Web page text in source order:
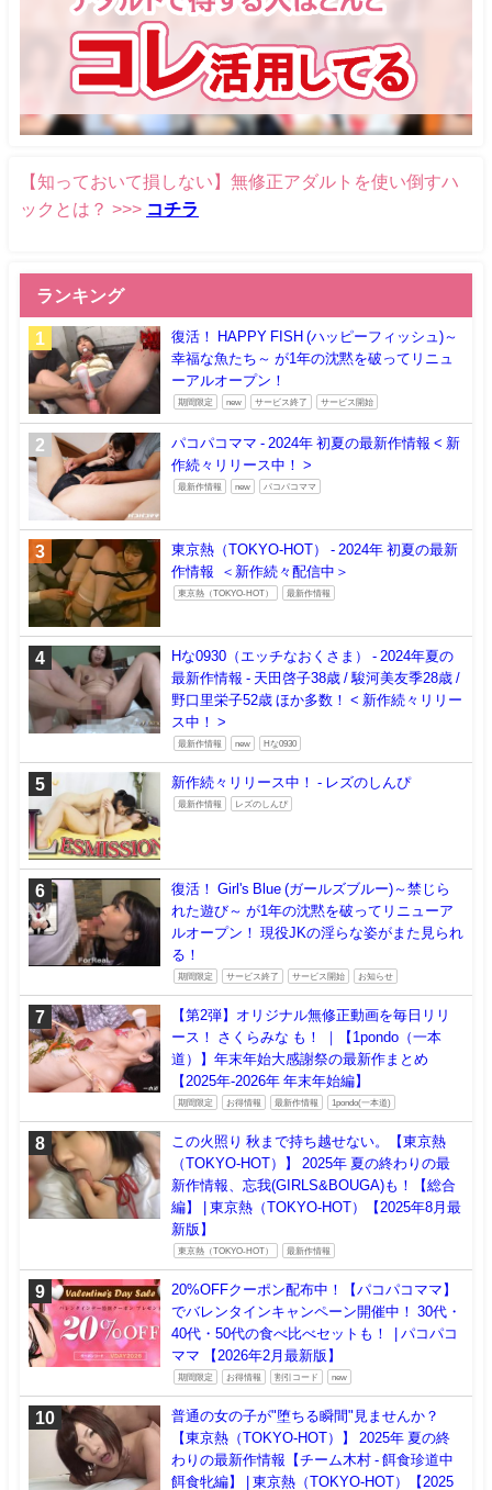
【知っておいて損しない】無修正アダルトを使い倒すハ
ックとは？ >>> コチラ
ランキング
復活！ HAPPY FISH (ハッピーフィッシュ)～
幸福な魚たち～ が1年の沈黙を破ってリニュ
ーアルオープン！
期間限定 new サービス終了 サービス開始
パコパコママ - 2024年 初夏の最新作情報 < 新
作続々リリース中！ >
最新作情報 new パコパコママ
東京熱（TOKYO-HOT） - 2024年 初夏の最新
作情報 ＜新作続々配信中＞
東京熱（TOKYO-HOT） 最新作情報
Hな0930（エッチなおくさま） - 2024年夏の
最新作情報 - 天田啓子38歳 / 駿河美友季28歳 /
野口里栄子52歳 ほか多数！ < 新作続々リリー
ス中！ >
最新作情報 new Hな0930
新作続々リリース中！ - レズのしんぴ
最新作情報 レズのしんぴ
復活！ Girl's Blue (ガールズブルー)～禁じら
れた遊び～ が1年の沈黙を破ってリニューア
ルオープン！ 現役JKの淫らな姿がまた見られ
る！
期間限定 サービス終了 サービス開始 お知らせ
【第2弾】オリジナル無修正動画を毎日リリ
ース！ さくらみな も！ ｜【1pondo（一本
道）】年末年始大感謝祭の最新作まとめ
【2025年-2026年 年末年始編】
期間限定 お得情報 最新作情報 1pondo(一本道)
この火照り 秋まで持ち越せない。【東京熱
（TOKYO-HOT）】 2025年 夏の終わりの最
新作情報、忘我(GIRLS&BOUGA)も！【総合
編】 | 東京熱（TOKYO-HOT）【2025年8月最
新版】
東京熱（TOKYO-HOT） 最新作情報
20%OFFクーポン配布中！【パコパコママ】
でバレンタインキャンペーン開催中！ 30代・
40代・50代の食べ比べセットも！ | パコパコ
ママ 【2026年2月最新版】
期間限定 お得情報 割引コード new
普通の女の子が"堕ちる瞬間"見ませんか？
【東京熱（TOKYO-HOT）】 2025年 夏の終
わりの最新作情報【チーム木村 - 餌食珍道中
餌食牝編】 | 東京熱（TOKYO-HOT）【2025